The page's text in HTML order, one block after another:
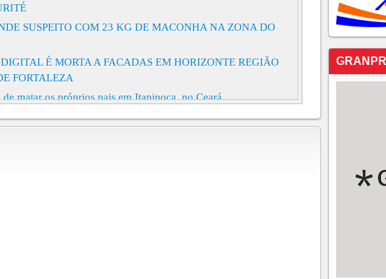
SUSPEITO COM 23 KG DE MACONHA NA ZONA DO
É MORTA A FACADAS EM HORIZONTE REGIÃO
FORTALEZA
matar os próprios pais em Itapipoca, no Ceará
dentro de casa em Itapipoca, região norte do Ceará
Duque de Caixas, no Crato, no início da manhã deste